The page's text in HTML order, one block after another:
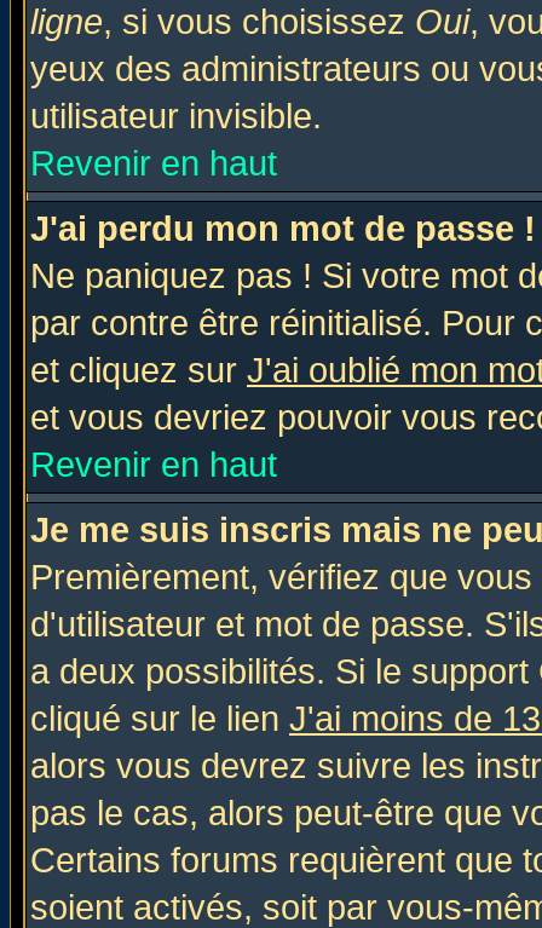
ligne, si vous choisissez Oui,
yeux des administrateurs ou
utilisateur invisible.
Revenir en haut
J'ai perdu mon mot de passe !
Ne paniquez pas ! Si votre mot
par contre être réinitialisé. Pour
et cliquez sur J'ai oublié mon
et vous devriez pouvoir vous
Revenir en haut
Je me suis inscris mais ne
Premièrement, vérifiez que
d'utilisateur et mot de passe.
a deux possibilités. Si le
cliqué sur le lien J'ai moins de
alors vous devrez suivre les
pas le cas, alors peut-être que
Certains forums requièrent que
soient activés, soit par vous-